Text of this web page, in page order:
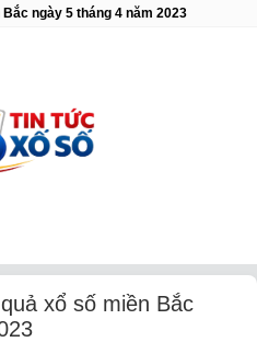
ngày 5 tháng 4 năm 2023
xổ số miền Bắc